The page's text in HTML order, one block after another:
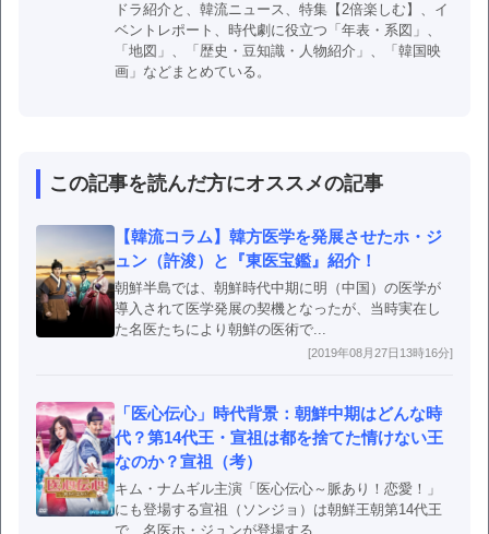
ドラ紹介と、韓流ニュース、特集【2倍楽しむ】、イ
ベントレポート、時代劇に役立つ「年表・系図」、
「地図」、「歴史・豆知識・人物紹介」、「韓国映
画」などまとめている。
この記事を読んだ方にオススメの記事
【韓流コラム】韓方医学を発展させたホ・ジ
ュン（許浚）と『東医宝鑑』紹介！
朝鮮半島では、朝鮮時代中期に明（中国）の医学が
導入されて医学発展の契機となったが、当時実在し
た名医たちにより朝鮮の医術で...
[2019年08月27日13時16分]
「医心伝心」時代背景：朝鮮中期はどんな時
代？第14代王・宣祖は都を捨てた情けない王
なのか？宣祖（考）
キム・ナムギル主演「医心伝心～脈あり！恋愛！」
にも登場する宣祖（ソンジョ）は朝鮮王朝第14代王
で、名医ホ・ジュンが登場する...